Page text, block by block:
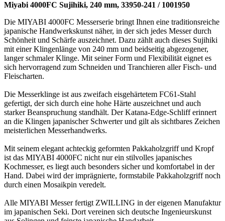
Miyabi 4000FC Sujihiki, 240 mm, 33950-241 / 1001950
Die MIYABI 4000FC Messerserie bringt Ihnen eine traditionsreiche
japanische Handwerkskunst näher, in der sich jedes Messer durch
Schönheit und Schärfe auszeichnet. Dazu zählt auch dieses Sujihiki
mit einer Klingenlänge von 240 mm und beidseitig abgezogener,
langer schmaler Klinge. Mit seiner Form und Flexibilität eignet es
sich hervorragend zum Schneiden und Tranchieren aller Fisch- und
Fleischarten.
Die Messerklinge ist aus zweifach eisgehärtetem FC61-Stahl
gefertigt, der sich durch eine hohe Härte auszeichnet und auch
starker Beanspruchung standhält. Der Katana-Edge-Schliff erinnert
an die Klingen japanischer Schwerter und gilt als sichtbares Zeichen
meisterlichen Messerhandwerks.
Mit seinem elegant achteckig geformten Pakkaholzgriff und Kropf
ist das MIYABI 4000FC nicht nur ein stilvolles japanisches
Kochmesser, es liegt auch besonders sicher und komfortabel in der
Hand. Dabei wird der imprägnierte, formstabile Pakkaholzgriff noch
durch einen Mosaikpin veredelt.
Alle MIYABI Messer fertigt ZWILLING in der eigenen Manufaktur
im japanischen Seki. Dort vereinen sich deutsche Ingenieurskunst